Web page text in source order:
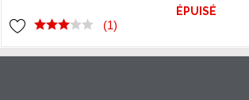
(1)
ÉPUISÉ